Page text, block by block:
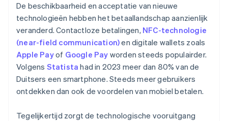
De beschikbaarheid en acceptatie van nieuwe
technologieën hebben het betaallandschap aanzienlijk
veranderd. Contactloze betalingen, NFC-technologie
(near-field communication)en digitale wallets zoals
Apple Payof Google Pay worden steeds populairder.
Volgens Statista had in 2023 meer dan 80% van de
Duitsers een smartphone. Steeds meer gebruikers
ontdekken dan ook de voordelen van mobiel betalen.
Tegelijkertijd zorgt de technologische vooruitgang